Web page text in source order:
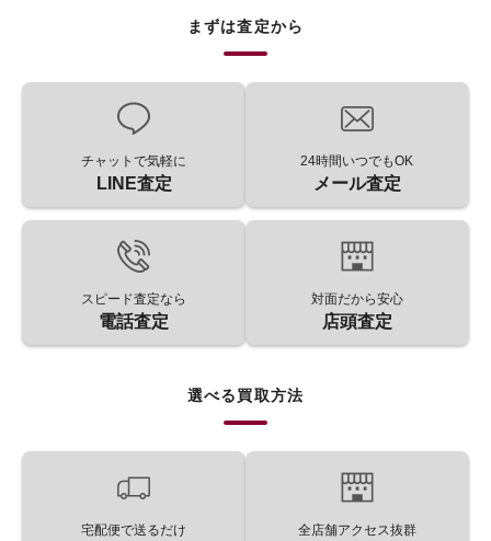
まずは査定から
チャットで気軽に
LINE査定
24時間いつでもOK
メール査定
スピード査定なら
電話査定
対面だから安心
店頭査定
選べる買取方法
宅配便で送るだけ 全店舗アクセス抜群